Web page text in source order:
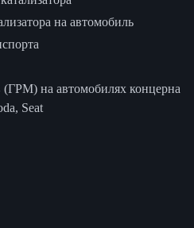
на автомобиль
на автомобилях концерна
Seat